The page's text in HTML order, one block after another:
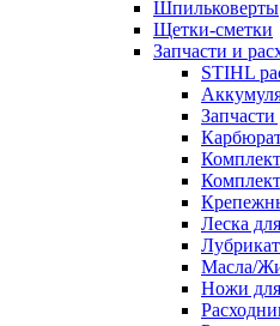
Шпильковерты
Щетки-сметки
Запчасти и
STIHL
Леска
Масла/
Ножи